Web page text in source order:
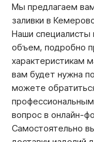
Мы предлагаем
заливки в
Наши специалисты
объем, подробно
характеристикам
вам будет нужна
можете
вопрос в онлайн-
Самостоятельно